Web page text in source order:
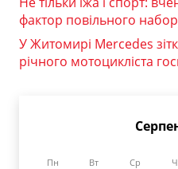
фактор повільного
У Житомирі Mercedes
річного мотоцикліста
Пн Вт Ср